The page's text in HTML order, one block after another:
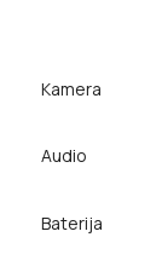
Kamera
Audio
Baterija